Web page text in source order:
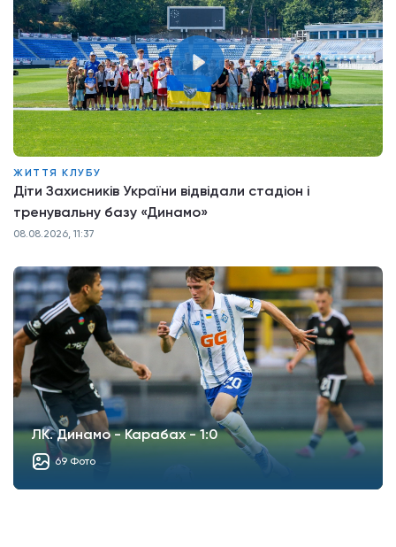
ЖИТТЯ КЛУБУ
Діти Захисників України відвідали стадіон і
тренувальну базу «Динамо»
08.08.2026, 11:37
ЛК. Динамо - Карабах - 1:0
69 Фото